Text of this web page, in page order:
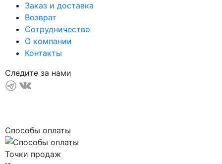
Заказ и доставка
Возврат
Сотрудничество
О компании
Контакты
Следите за нами
Способы оплаты
Точки продаж